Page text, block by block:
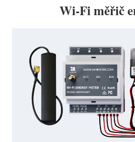
Wi-Fi měřič